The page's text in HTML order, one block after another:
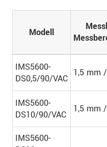
Modell
IMS5600-
DS0,5/90/VAC
1,5 mm
IMS5600-
DS10/90/VAC
1,5 mm
IMS5600-